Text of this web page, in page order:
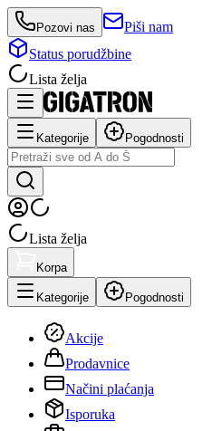
Pozovi nas
Piši nam
Status porudžbine
Lista želja
Kategorije Pogodnosti
Lista želja
Korpa
Kategorije Pogodnosti
Akcije
Prodavnice
Načini plaćanja
Isporuka